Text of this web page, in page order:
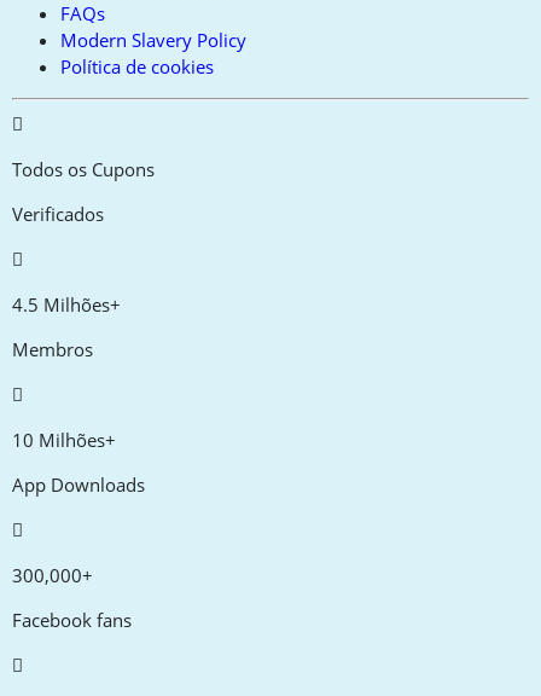
FAQs
Modern Slavery Policy
Política de cookies
Todos os Cupons
Verificados
4.5 Milhões+
Membros
10 Milhões+
App Downloads
300,000+
Facebook fans